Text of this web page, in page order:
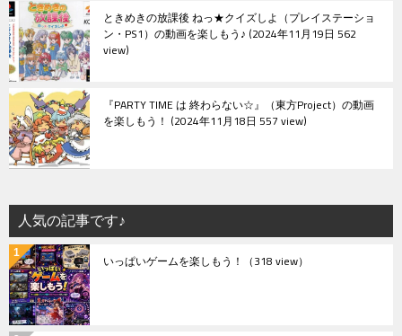
ときめきの放課後 ねっ★クイズしよ（プレイステーショ
ン・PS1）の動画を楽しもう♪ 2024年11月19日 562
view
『PARTY TIME は 終わらない☆』（東方Project）の動画
を楽しもう！ 2024年11月18日 557 view
人気の記事です♪
いっぱいゲームを楽しもう！ （318 view）